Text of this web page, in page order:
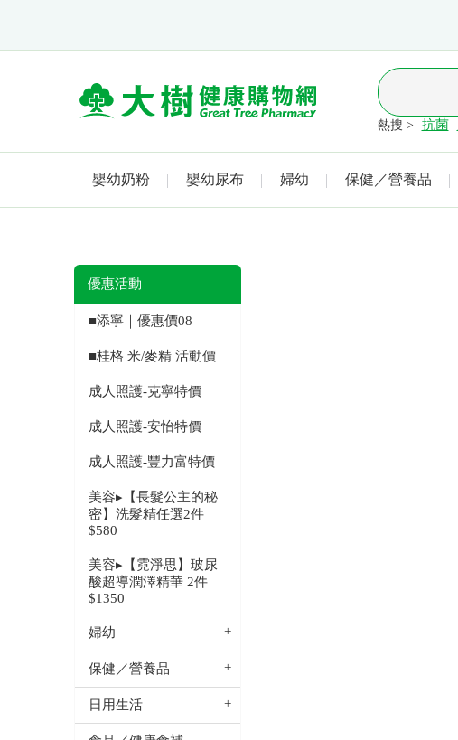
熱搜 > 抗菌
嬰幼奶粉 嬰幼尿布 婦幼 保健／營養品
優惠活動
■添寧｜優惠價08
■桂格 米/麥精 活動價
成人照護-克寧特價
成人照護-安怡特價
成人照護-豐力富特價
美容▸【長髮公主的秘
密】洗髮精任選2件
$580
美容▸【霓淨思】玻尿
酸超導潤澤精華 2件
$1350
婦幼
保健／營養品
日用生活